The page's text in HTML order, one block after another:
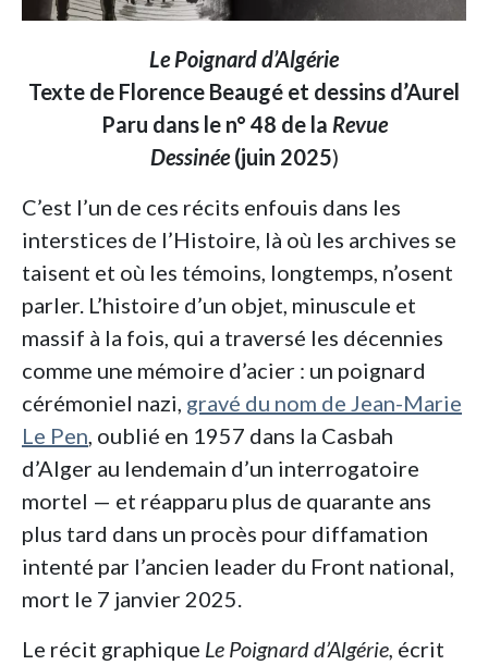
Le Poignard d’Algérie
Texte de Florence Beaugé et dessins d’Aurel
Paru dans le n° 48 de la Revue
Dessinée(juin 2025)
C’est l’un de ces récits enfouis dans les
interstices de l’Histoire, là où les archives se
taisent et où les témoins, longtemps, n’osent
parler. L’histoire d’un objet, minuscule et
massif à la fois, qui a traversé les décennies
comme une mémoire d’acier : un poignard
cérémoniel nazi, gravé du nom de Jean-Marie
Le Pen, oublié en 1957 dans la Casbah
d’Alger au lendemain d’un interrogatoire
mortel — et réapparu plus de quarante ans
plus tard dans un procès pour diffamation
intenté par l’ancien leader du Front national,
mort le 7 janvier 2025.
Le récit graphique Le Poignard d’Algérie, écrit